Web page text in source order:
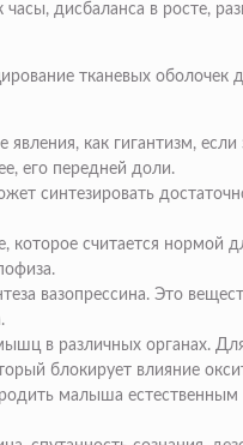
дисбаланса в росте,
тканевых оболочек
как гигантизм,
его передней доли.
синтезировать
считается нормой
вазопрессина. Это
в различных органах.
блокирует влияние
малыша естественным